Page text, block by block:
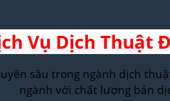
Vụ Dịch Thuật
sâu trong ngành dịch
ngành với chất lượng bản